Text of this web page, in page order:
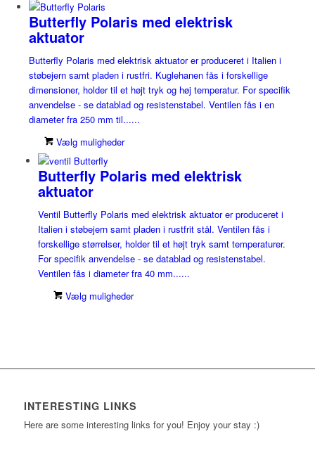
Butterfly Polaris med elektrisk
aktuator
Butterfly Polaris med elektrisk aktuator er produceret i Italien i
støbejern samt pladen i rustfri. Kuglehanen fås i forskellige
dimensioner, holder til et højt tryk og høj temperatur. For specifik
anvendelse - se datablad og resistenstabel. Ventilen fås i en
diameter fra 250 mm til......
Vælg muligheder
Butterfly Polaris med elektrisk
aktuator
Ventil Butterfly Polaris med elektrisk aktuator er produceret i
Italien i støbejern samt pladen i rustfrit stål. Ventilen fås i
forskellige størrelser, holder til et højt tryk samt temperaturer.
For specifik anvendelse - se datablad og resistenstabel.
Ventilen fås i diameter fra 40 mm......
Vælg muligheder
INTERESTING LINKS
Here are some interesting links for you! Enjoy your stay :)